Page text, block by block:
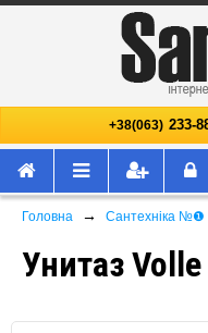
+38(063) 233-
Головна → Сантехніка №❶
Унитаз